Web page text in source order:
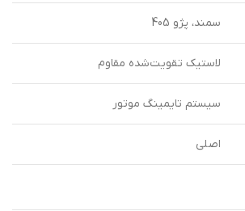
سمند، پژو 405
لاستیک تقویت‌شده مقاوم
سیستم تایمینگ موتور
اصلی